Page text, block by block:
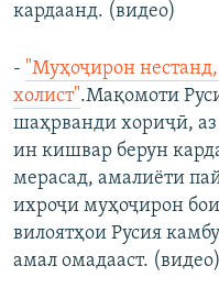
кардаанд. (видео)
- "Муҳоҷирон
холист".Мақомоти
шаҳрванди хориҷӣ, аз
ин кишвар берун
мерасад, амалиёти
ихроҷи муҳоҷирон
вилоятҳои Русия
амал омадааст. (видео)